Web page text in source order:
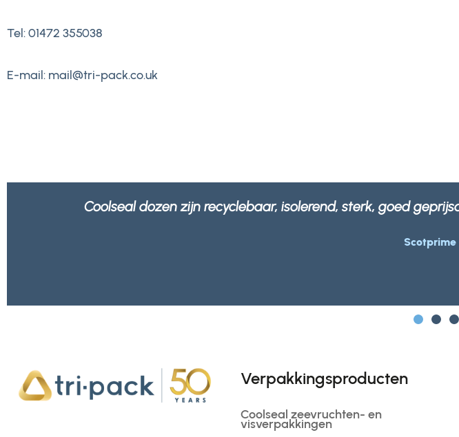
Tel: 01472 355038
E-mail: mail@tri-pack.co.uk
zou je iets anders kiezen?
We voelen ons beter in de
Verpakkingsproducten
Coolseal zeevruchten- en
visverpakkingen